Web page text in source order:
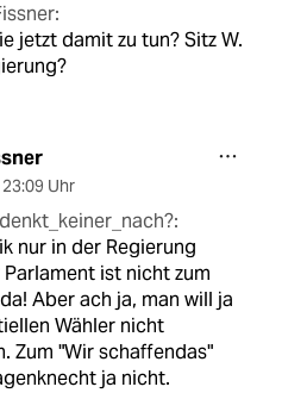
jetzt damit zu tun? Sitz W.
23:09 Uhr
nur in der Regierung
ist nicht zum
Aber ach ja, man will ja
Wähler nicht
Zum "Wir schaffendas"
ja nicht.